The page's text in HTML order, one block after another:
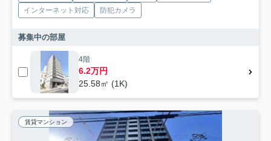
インターネット対応
防犯カメラ
募集中の部屋
4階
6.2万円
25.58㎡ (1K)
賃貸マンション